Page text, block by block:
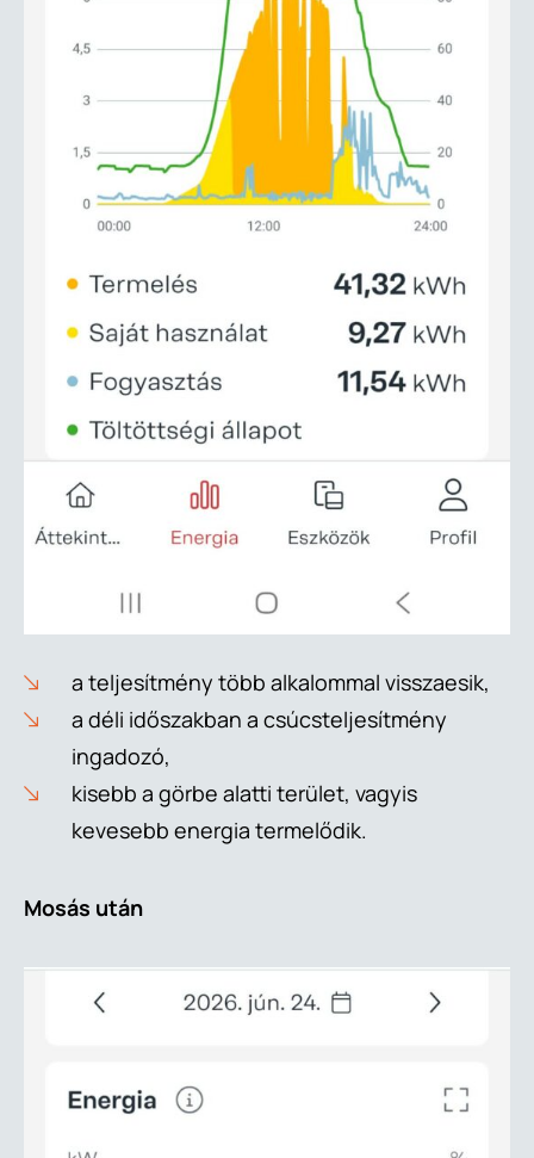
a teljesítmény több alkalommal visszaesik,
a déli időszakban a csúcsteljesítmény
ingadozó,
kisebb a görbe alatti terület, vagyis
kevesebb energia termelődik.
Mosás után